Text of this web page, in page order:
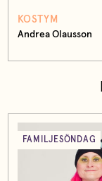
KOSTYM
Andrea Olausson
FAMILJESÖNDAG